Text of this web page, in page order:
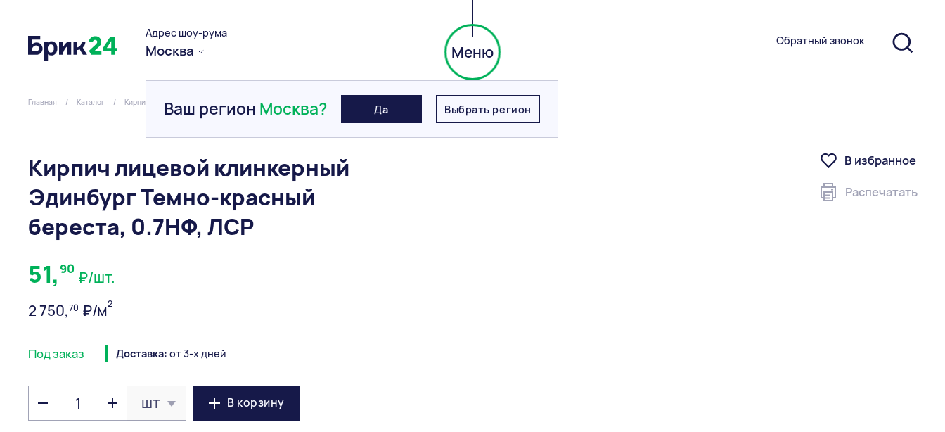
Меню
Адрес шоу-рума
Москва
Ваш регион Москва? Да Выбрать регион
Обратный звонок
Главная / Каталог / Кирпич Клинкерный Кирпич лицевой клинкерный Эдинбург Темно-красный береста, 0.7НФ, ЛСР
Кирпич лицевой клинкерный
Эдинбург Темно-красный
береста, 0.7НФ, ЛСР
51,90 ₽/шт.
2 750,70 ₽/м2
Под заказ Доставка: от 3-х дней
шт В корзину
В избранное
Распечатать